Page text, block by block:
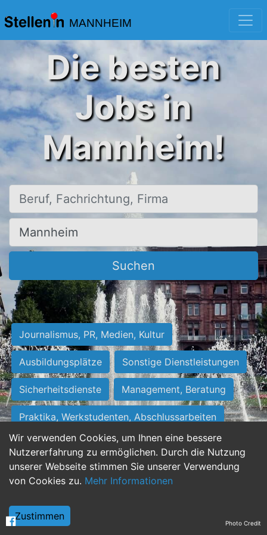
MANNHEIM
Wir verwenden Cookies, um Ihnen eine bessere
Nutzererfahrung zu ermöglichen. Durch die Nutzung
unserer Webseite stimmen Sie unserer Verwendung
von Cookies zu. Mehr Informationen
Zustimmen
Die besten
Jobs in
Mannheim!
Beruf, Fachrichtung, Firma
Ort, Stadt
Suchen
Journalismus, PR, Medien, Kultur
Ausbildungsplätze Sonstige Dienstleistungen
Sicherheitsdienste Management, Beratung
Praktika, Werkstudenten, Abschlussarbeiten
Personalwesen Assistenz, Sekretariat
Hilfskräfte, Aushilfs- und Nebenjobs
Weiterbildung, Studium, duale Ausbildung Photo Credit